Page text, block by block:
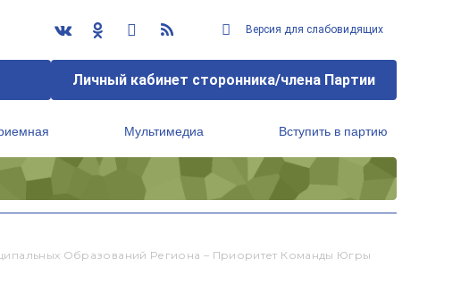
Версия для слабовидящих
Личный кабинет сторонника/члена Партии
Мультимедиа Вступить в партию
Образований Региона – Приоритет Команды Югры